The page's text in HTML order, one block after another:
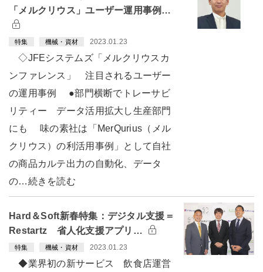
「メルクリウス」ユーザー運用事例…
特集 機械・資材 2023.01.23
◇JFEシステムズ「メルクリウスカ
ンファレンス」 注目されるユーザー
の運用事例 ●部門横断でトレーサビ
リティー データ活用拡大し生産部門
にも 味の素社は「MerQurius（メル
クリウス）の利活用事例」として自社
の商品カルテ出力の自動化、データ
の…続きを読む
Hard＆Soft新春特集：デジタル支援＝
Restartz 省人化支援アプリ…
特集 機械・資材 2023.01.23
◆業界初の新サービス 飲食店運営